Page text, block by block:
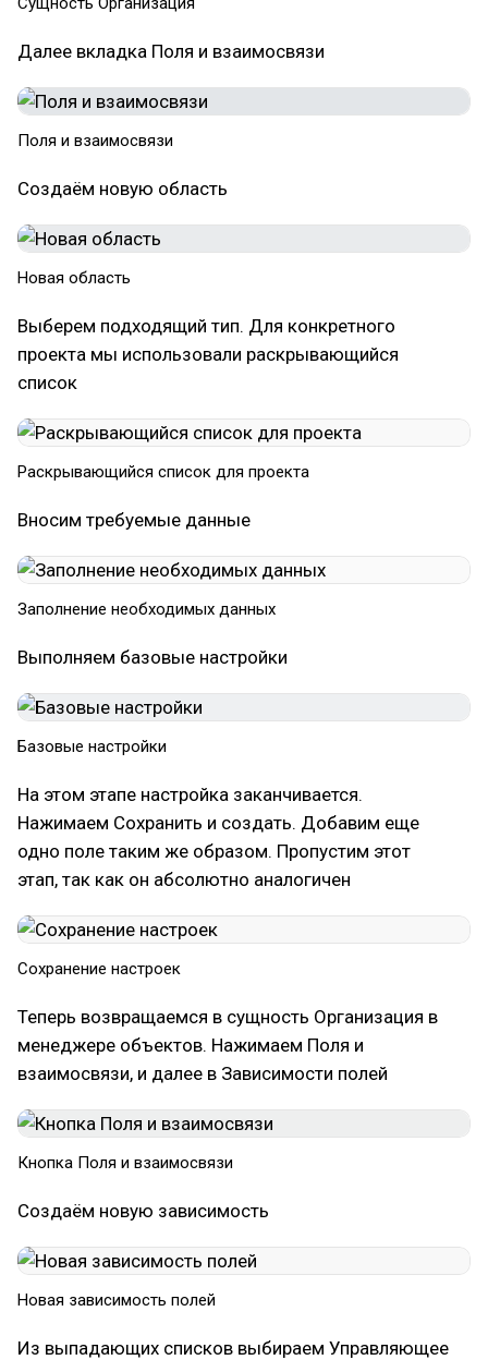
Далее вкладка Поля и взаимосвязи
Поля и взаимосвязи
Создаём новую область
Новая область
Выберем подходящий тип. Для конкретного
проекта мы использовали раскрывающийся
список
Раскрывающийся список для проекта
Вносим требуемые данные
Заполнение необходимых данных
Выполняем базовые настройки
Базовые настройки
На этом этапе настройка заканчивается.
Нажимаем Сохранить и создать. Добавим еще
одно поле таким же образом. Пропустим этот
этап, так как он абсолютно аналогичен
Сохранение настроек
Теперь возвращаемся в сущность Организация в
менеджере объектов. Нажимаем Поля и
взаимосвязи, и далее в Зависимости полей
Кнопка Поля и взаимосвязи
Создаём новую зависимость
Новая зависимость полей
Из выпадающих списков выбираем Управляющее